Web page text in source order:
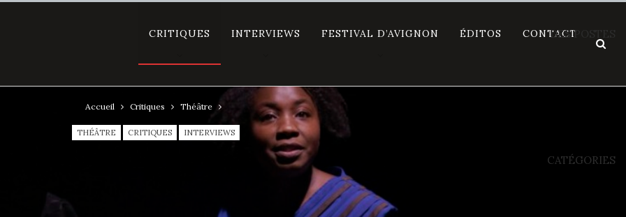
DES POSTES
CATÉGORIES
CRITIQUES INTERVIEWS FESTIVAL D’AVIGNON ÉDITOS CONTACT
Accueil Critiques Théâtre
THÉÂTRE CRITIQUES INTERVIEWS